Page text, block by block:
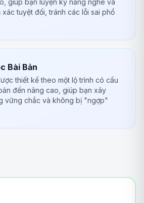
giúp bạn luyện kỹ năng nghe và
xác tuyệt đối, tránh các lỗi sai phổ
Bài Bản
thiết kế theo một lộ trình có cấu
đến nâng cao, giúp bạn xây
vững chắc và không bị "ngợp"